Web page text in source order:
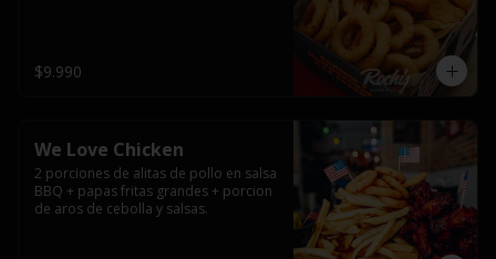
$9.990
We Love Chicken
2 porciones de alitas de pollo en salsa
BBQ + papas fritas grandes + porcion
de aros de cebolla y salsas.